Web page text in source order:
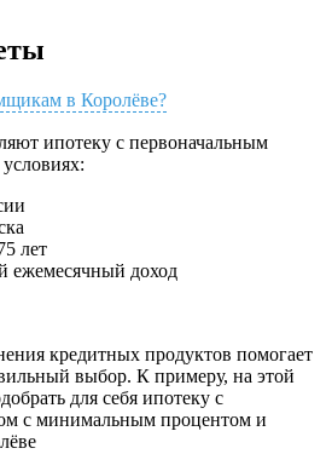
в Королёве?
ипотеку с первоначальным
лет
ежемесячный доход
кредитных продуктов помогает
выбор. К примеру, на этой
для себя ипотеку с
с минимальным процентом и